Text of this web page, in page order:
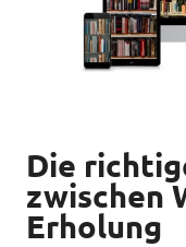
Die
zwischen
Erholung